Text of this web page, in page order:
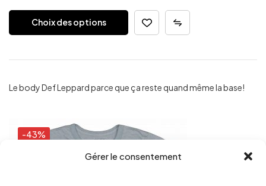
Gérer le consentement
Choix des options
Le body Def Leppard parce que ça reste quand même la base!
-43%